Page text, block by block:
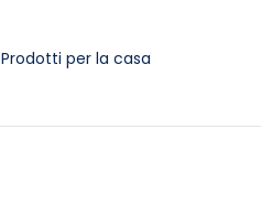
Prodotti per la casa